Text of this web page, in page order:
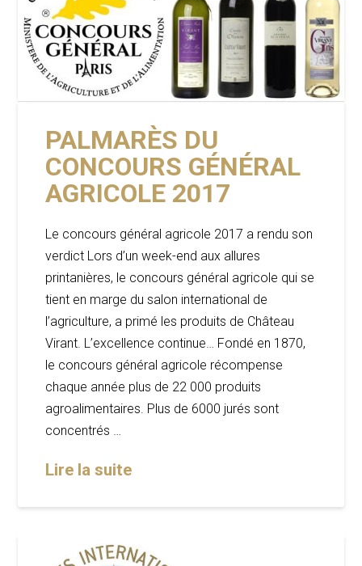
PALMARÈS DU
CONCOURS GÉNÉRAL
AGRICOLE 2017
Le concours général agricole 2017 a rendu son
verdict Lors d’un week-end aux allures
printanières, le concours général agricole qui se
tient en marge du salon international de
l’agriculture, a primé les produits de Château
Virant. L’excellence continue… Fondé en 1870,
le concours général agricole récompense
chaque année plus de 22 000 produits
agroalimentaires. Plus de 6000 jurés sont
concentrés …
Lire la suite